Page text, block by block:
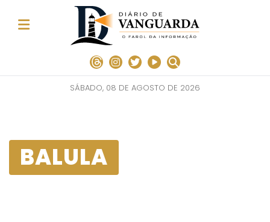
SÁBADO, 08 DE AGOSTO DE 2026
BALULA